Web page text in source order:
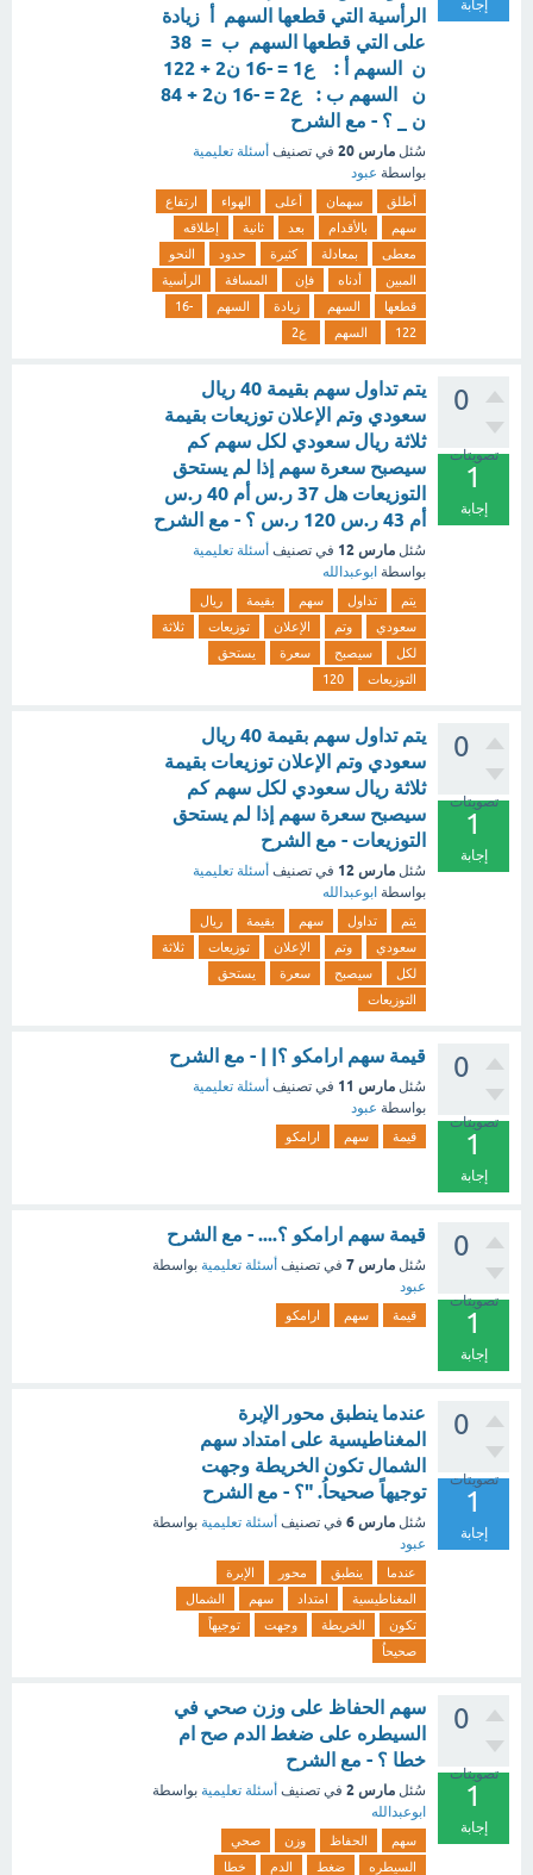
إجابة
الرأسية التي قطعها السهم أ زيادة
على التي قطعها السهم ب = 38
ن السهم أ : ع1 = -16 ن2 + 122
ن السهم ب : ع2 = -16 ن2 + 84
ن _ ؟ - مع الشرح
سُئل مارس 20 في تصنيف أسئلة تعليمية
بواسطة عبود
أطلق سهمان أعلى الهواء
ارتفاع
سهم
بالأقدام بعد ثانية
إطلاقه
معطى
بمعادلة كثيرة حدود
النحو
المبين
أدناه فإن المسافة
الرأسية
قطعها
السهم زيادة السهم
-16
122
السهم ع2
0
تصويتات
1
إجابة
يتم تداول سهم بقيمة 40 ريال
سعودي وتم الإعلان توزيعات بقيمة
ثلاثة ريال سعودي لكل سهم كم
سيصبح سعرة سهم إذا لم يستحق
التوزيعات هل 37 ر.س أم 40 ر.س
أم 43 ر.س 120 ر.س ؟ - مع الشرح
سُئل مارس 12 في تصنيف أسئلة تعليمية
بواسطة ابوعبدالله
يتم تداول سهم بقيمة
ريال
سعودي
وتم الإعلان توزيعات
ثلاثة
لكل
سيصبح سعرة
يستحق
التوزيعات
120
0
تصويتات
1
إجابة
يتم تداول سهم بقيمة 40 ريال
سعودي وتم الإعلان توزيعات بقيمة
ثلاثة ريال سعودي لكل سهم كم
سيصبح سعرة سهم إذا لم يستحق
التوزيعات - مع الشرح
سُئل مارس 12 في تصنيف أسئلة تعليمية
بواسطة ابوعبدالله
يتم تداول سهم بقيمة
ريال
سعودي
وتم الإعلان توزيعات
ثلاثة
لكل
سيصبح سعرة
يستحق
التوزيعات
0
تصويتات
1
إجابة
قيمة سهم ارامكو ؟| | - مع الشرح
سُئل مارس 11 في تصنيف أسئلة تعليمية
بواسطة عبود
قيمة سهم ارامكو
0
تصويتات
1
إجابة
قيمة سهم ارامكو ؟.... - مع الشرح
سُئل مارس 7 في تصنيف أسئلة تعليمية بواسطة
عبود
قيمة سهم ارامكو
0
تصويتات
1
إجابة
عندما ينطبق محور الإبرة
المغناطيسية على امتداد سهم
الشمال تكون الخريطة وجهت
توجيهاً صحيحاُ. "؟ - مع الشرح
سُئل مارس 6 في تصنيف أسئلة تعليمية بواسطة
عبود
عندما ينطبق محور
الإبرة
المغناطيسية
امتداد سهم
الشمال
تكون
الخريطة وجهت
توجيهاً
صحيحاُ
0
تصويتات
1
إجابة
سهم الحفاظ على وزن صحي في
السيطره على ضغط الدم صح ام
خطا ؟ - مع الشرح
سُئل مارس 2 في تصنيف أسئلة تعليمية بواسطة
ابوعبدالله
سهم الحفاظ وزن
صحي
السيطره
ضغط الدم خطا